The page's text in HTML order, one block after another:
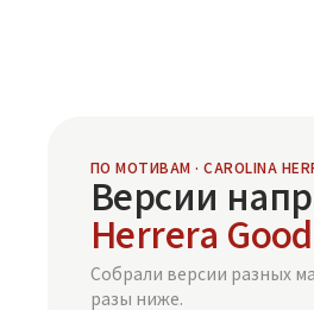
ПО МОТИВАМ · CAROLINA
Версии
Herrera
Собрали версии разных
разы ниже.